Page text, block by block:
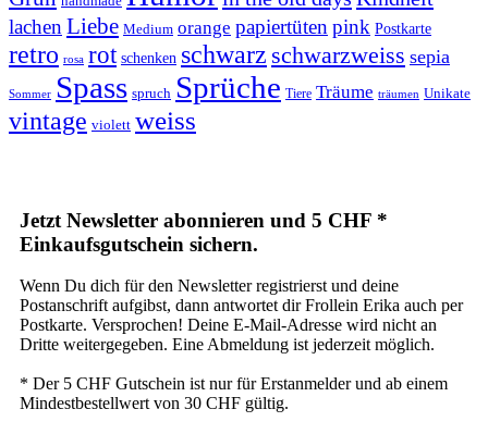
lachen Liebe Medium orange papiertüten pink Postkarte
retro rosa rot schenken schwarz schwarzweiss sepia
Sommer Spass spruch Sprüche Tiere Träume träumen Unikate
vintage violett weiss
Jetzt Newsletter abonnieren und 5 CHF *
Einkaufsgutschein sichern.
Wenn Du dich für den Newsletter registrierst und deine
Postanschrift aufgibst, dann antwortet dir Frollein Erika auch per
Postkarte. Versprochen! Deine E-Mail-Adresse wird nicht an
Dritte weitergegeben. Eine Abmeldung ist jederzeit möglich.
* Der 5 CHF Gutschein ist nur für Erstanmelder und ab einem
Mindestbestellwert von 30 CHF gültig.